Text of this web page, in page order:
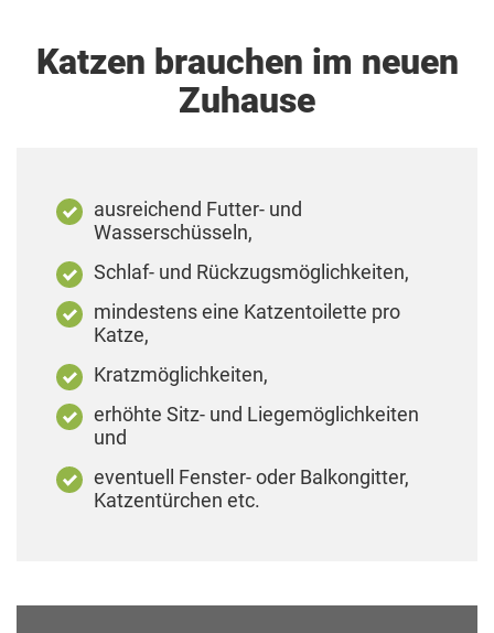
Katzen brauchen im neuen
Zuhause
ausreichend Futter- und
Wasserschüsseln,
Schlaf- und Rückzugsmöglichkeiten,
mindestens eine Katzentoilette pro
Katze,
Kratzmöglichkeiten,
erhöhte Sitz- und Liegemöglichkeiten
und
eventuell Fenster- oder Balkongitter,
Katzentürchen etc.